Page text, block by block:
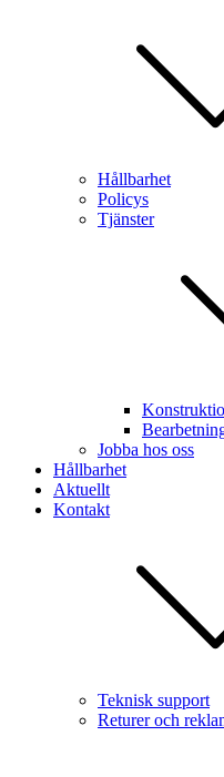
Hållbarhet
Policys
Tjänster
Jobba hos oss
Hållbarhet
Aktuellt
Kontakt
Teknisk support
Returer och